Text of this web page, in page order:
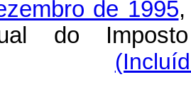
de 1995
do